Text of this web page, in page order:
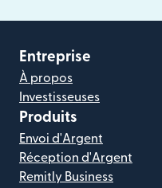
Entreprise
À propos
Investisseuses
Produits
Envoi d'Argent
Réception d'Argent
Remitly Business